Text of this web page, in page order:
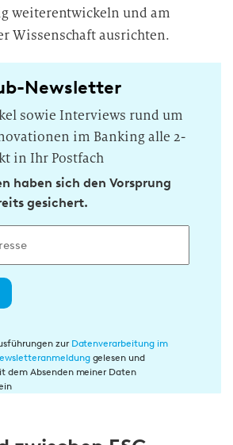
weiterentwickeln und am
Wissenschaft ausrichten.
Newsletter
sowie Interviews rund um
im Banking alle 2-
in Ihr Postfach
haben sich den Vorsprung
gesichert.
zur Datenverarbeitung im
gelesen und
dem Absenden meiner Daten